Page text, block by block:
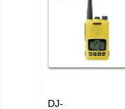
DJ-